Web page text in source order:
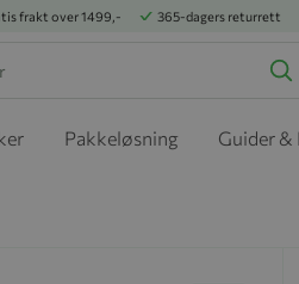
frakt over 1499,- 365-dagers returrett
Pakkeløsning Guider &